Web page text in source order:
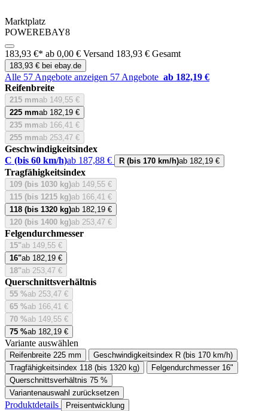
Marktplatz
POWEREBAY8
183,93 €* ab 0,00 € Versand 183,93 € Gesamt
183,93 € bei ebay.de
Alle 57 Angebote anzeigen 57 Angebote ab 182,19 €
Reifenbreite
215 mmab 149,55 €
225 mmab 182,19 €
235 mmab 166,41 €
255 mmab 253,47 €
Geschwindigkeitsindex
C (bis 60 km/h)ab 187,88 € R (bis 170 km/h)ab 182,19 €
Tragfähigkeitsindex
109 (bis 1030 kg)ab 149,55 €
115 (bis 1215 kg)ab 166,41 €
118 (bis 1320 kg)ab 182,19 €
120 (bis 1400 kg)ab 253,47 €
Felgendurchmesser
15"ab 149,55 €
16"ab 182,19 €
18"ab 253,47 €
Querschnittsverhältnis
55 %ab 253,47 €
65 %ab 166,41 €
70 %ab 149,55 €
75 %ab 182,19 €
Variante auswählen
Reifenbreite 225 mm Geschwindigkeitsindex R (bis 170 km/h)
Tragfähigkeitsindex 118 (bis 1320 kg) Felgendurchmesser 16"
Querschnittsverhältnis 75 %
Variantenauswahl zurücksetzen
Produktdetails Preisentwicklung